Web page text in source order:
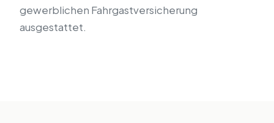
gewerblichen Fahrgastversicherung
ausgestattet.